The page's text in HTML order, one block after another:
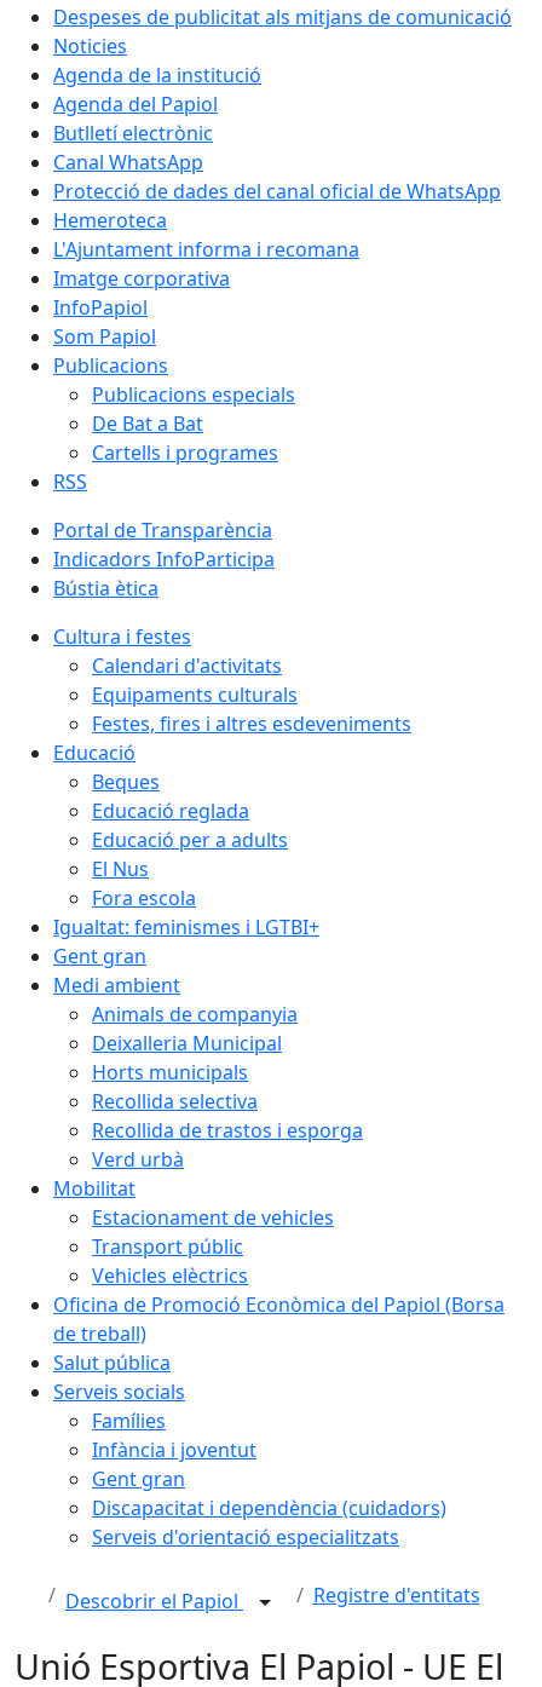
Despeses de publicitat als mitjans de comunicació
Noticies
Agenda de la institució
Agenda del Papiol
Butlletí electrònic
Canal WhatsApp
Protecció de dades del canal oficial de WhatsApp
Hemeroteca
L'Ajuntament informa i recomana
Imatge corporativa
InfoPapiol
Som Papiol
Publicacions
Publicacions especials
De Bat a Bat
Cartells i programes
RSS
Portal de Transparència
Indicadors InfoParticipa
Bústia ètica
Cultura i festes
Calendari d'activitats
Equipaments culturals
Festes, fires i altres esdeveniments
Educació
Beques
Educació reglada
Educació per a adults
El Nus
Fora escola
Igualtat: feminismes i LGTBI+
Gent gran
Medi ambient
Animals de companyia
Deixalleria Municipal
Horts municipals
Recollida selectiva
Recollida de trastos i esporga
Verd urbà
Mobilitat
Estacionament de vehicles
Transport públic
Vehicles elèctrics
Oficina de Promoció Econòmica del Papiol (Borsa
de treball)
Salut pública
Serveis socials
Famílies
Infància i joventut
Gent gran
Discapacitat i dependència (cuidadors)
Serveis d'orientació especialitzats
Descobrir el Papiol Registre d'entitats
Unió Esportiva El Papiol - UE El